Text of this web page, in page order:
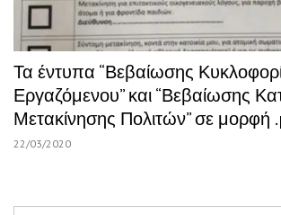
Τα έντυπα “Βεβαίωσης
Εργαζόμενου” και “Βεβαίωσης
Μετακίνησης Πολιτών” σε μορφή
22/03/2020